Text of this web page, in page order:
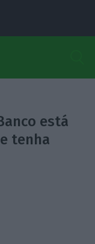
está
tenha